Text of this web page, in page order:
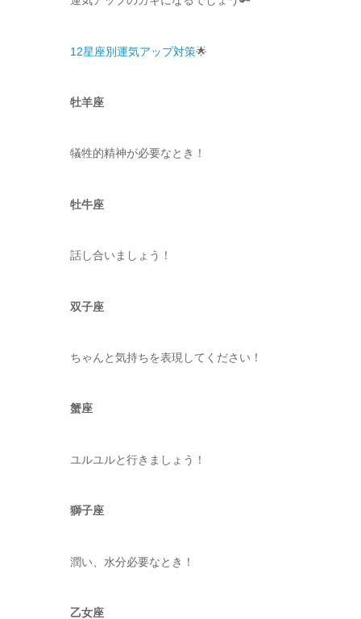
12星座別運気アップ対策🌟
牡羊座
犠牲的精神が必要なとき！
牡牛座
話し合いましょう！
双子座
ちゃんと気持ちを表現してください！
蟹座
ユルユルと行きましょう！
獅子座
潤い、水分必要なとき！
乙女座